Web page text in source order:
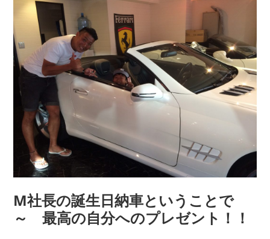
M社長の誕生日納車ということで
～ 最高の自分へのプレゼント！！